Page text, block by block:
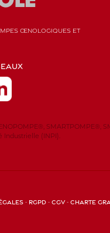
ŒNOLOGIQUES ET
SMARTPOMPE®,
Industrielle (INPI).
- RGPD - CGV- Charte